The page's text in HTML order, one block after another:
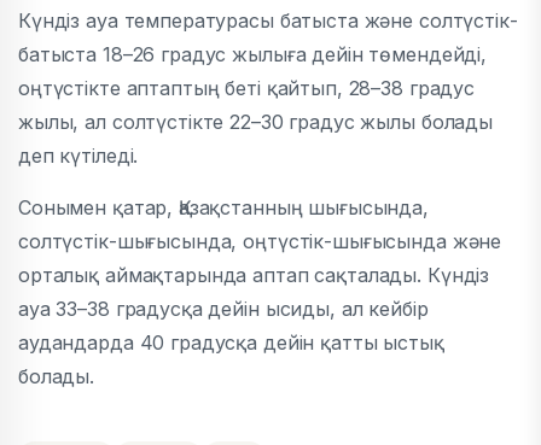
Күндіз ауа температурасы батыста және солтүстік-
батыста 18–26 градус жылыға дейін төмендейді,
оңтүстікте аптаптың беті қайтып, 28–38 градус
жылы, ал солтүстікте 22–30 градус жылы болады
деп күтіледі.
Сонымен қатар, Қазақстанның шығысында,
солтүстік-шығысында, оңтүстік-шығысында және
орталық аймақтарында аптап сақталады. Күндіз
ауа 33–38 градусқа дейін ысиды, ал кейбір
аудандарда 40 градусқа дейін қатты ыстық
болады.